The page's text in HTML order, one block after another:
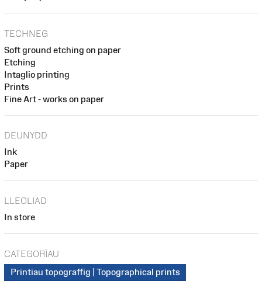
TECHNEG
Soft ground etching on paper
Etching
Intaglio printing
Prints
Fine Art - works on paper
DEUNYDD
Ink
Paper
LLEOLIAD
In store
CATEGORÏAU
Printiau topograffig | Topographical prints